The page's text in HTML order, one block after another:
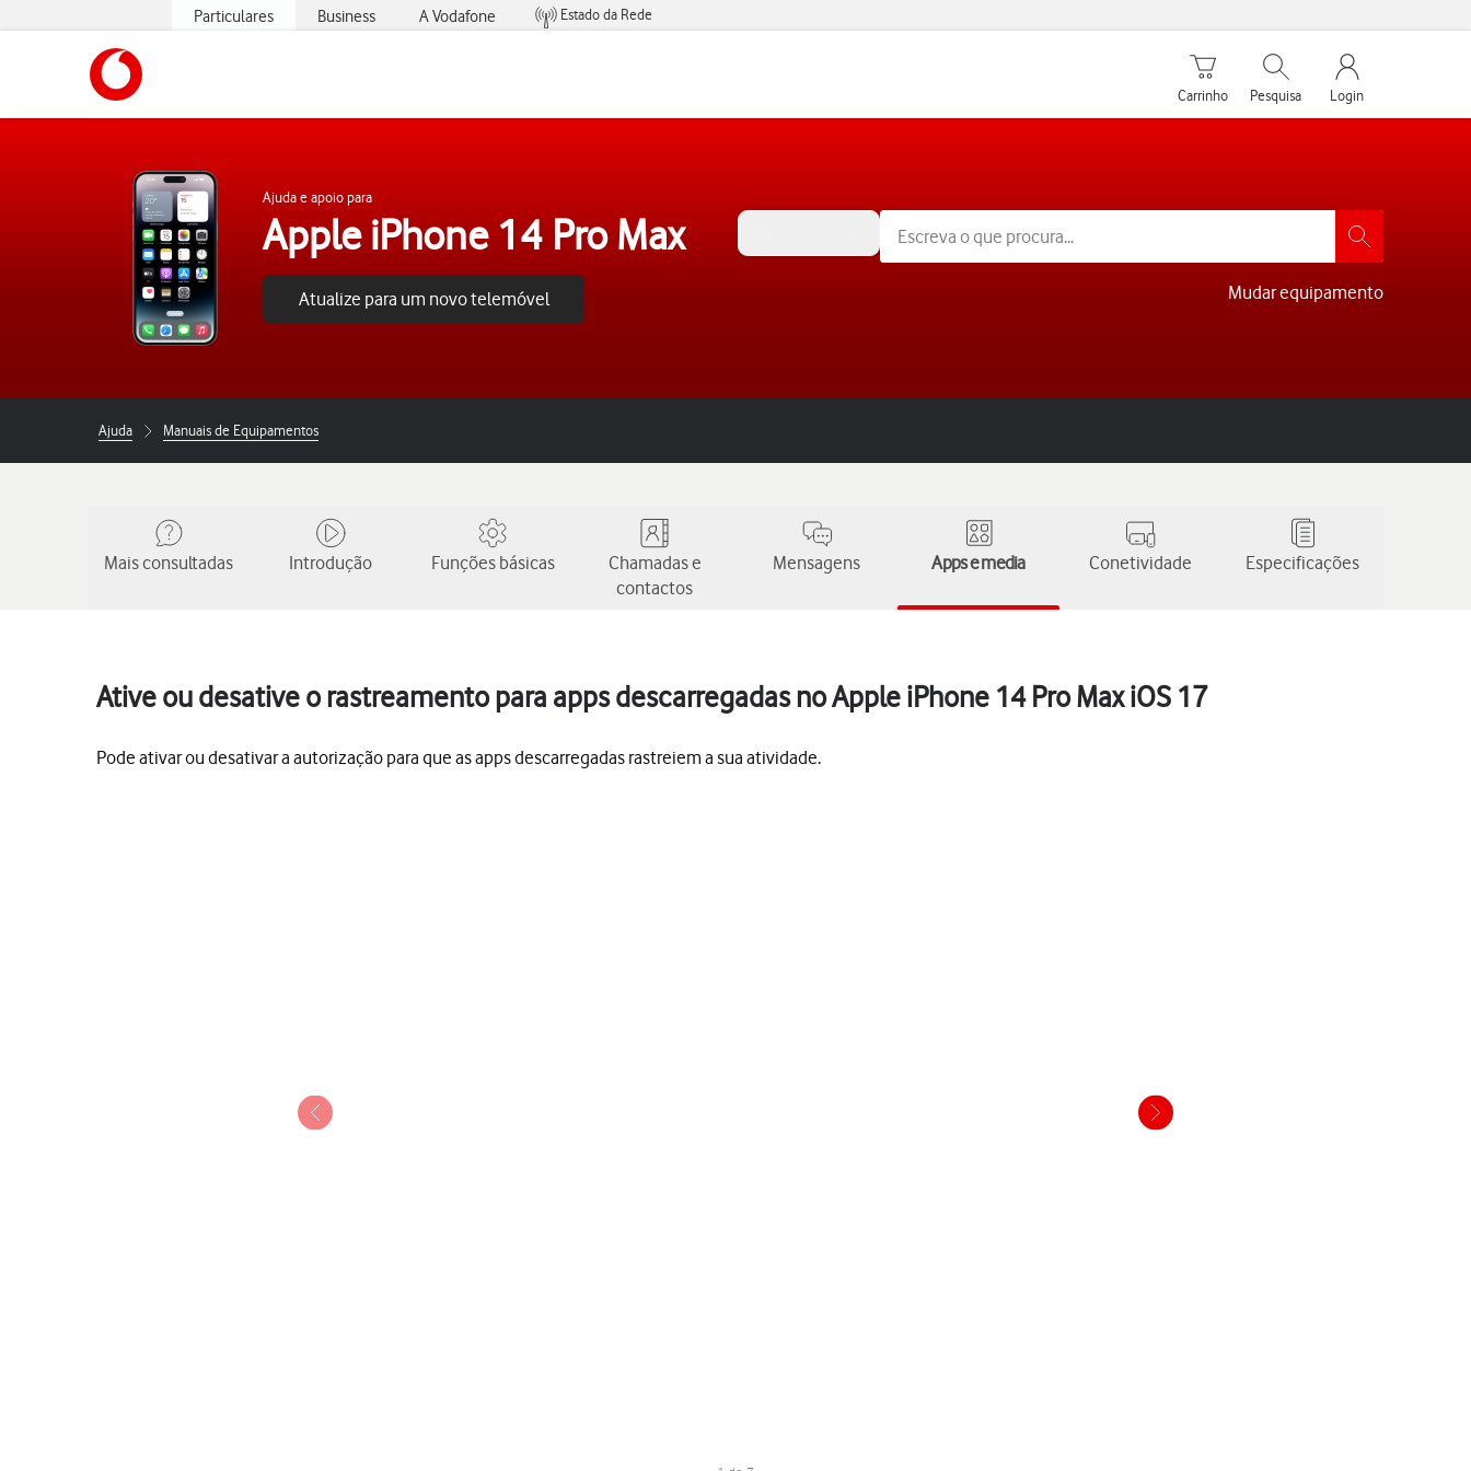
Particulares Business A Vodafone
Estado da Rede
Carrinho de compras
Carrinho
Pesquisar
Pesquisa
My Vodafone
Login
Ajuda e apoio para
Apple iPhone 14 Pro Max
Atualize para um novo telemóvel Mudar equipamento
Ajuda Manuais de Equipamentos
Mais consultadas Introdução Funções básicas
Chamadas e
contactos
Mensagens Apps e media Conetividade Especificações
Ative ou desative o rastreamento para apps descarregadas no Apple iPhone 14 Pro Max iOS 17
Pode ativar ou desativar a autorização para que as apps descarregadas rastreiem a sua atividade.